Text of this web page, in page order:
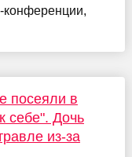
конференции,
посеяли в
себе". Дочь
из-за